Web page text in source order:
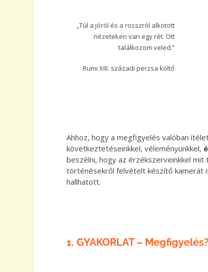
„Túl a jóról és a rosszról alkotott
nézeteken van egy rét. Ott
találkozom veled.”
Rumi XIII. századi perzsa költő
Ahhoz, hogy a megfigyelés valóban
következtetéseinkkel, véleményünkkel,
beszélni, hogy az érzékszerveinkkel
történésekről felvételt készítő kamerát
hallhatott.
1. GYAKORLAT – Megfigyelés?